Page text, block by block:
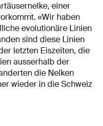
einer
«Wir haben
evolutionäre Linien
sind diese Linien
letzten Eiszeiten, die
ausserhalb der
die Nelken
wieder in die Schweiz